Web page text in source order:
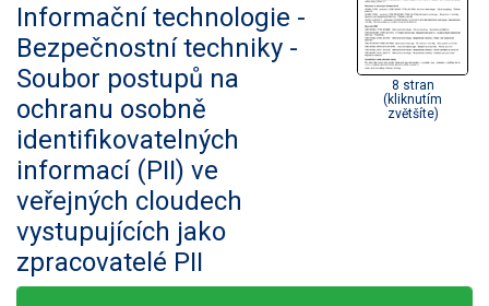
Informační technologie -
Bezpečnostní techniky -
Soubor postupů na
ochranu osobně
identifikovatelných
informací (PII) ve
veřejných cloudech
vystupujících jako
zpracovatelé PII
8 stran
(kliknutím
zvětšíte)